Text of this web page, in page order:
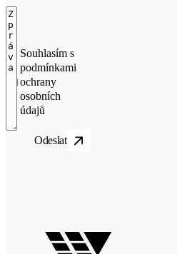
Souhlasím s
podmínkami
ochrany
osobních
údajů
Odeslat